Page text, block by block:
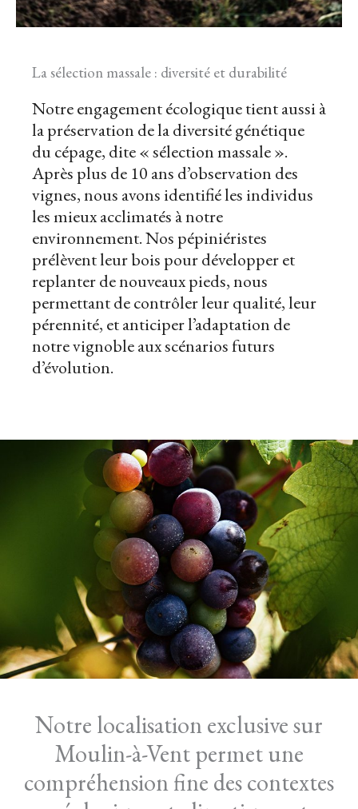
La sélection massale : diversité et durabilité
Notre engagement écologique tient aussi à
la préservation de la diversité génétique
du cépage, dite « sélection massale ».
Après plus de 10 ans d’observation des
vignes, nous avons identifié les individus
les mieux acclimatés à notre
environnement. Nos pépiniéristes
prélèvent leur bois pour développer et
replanter de nouveaux pieds, nous
permettant de contrôler leur qualité, leur
pérennité, et anticiper l’adaptation de
notre vignoble aux scénarios futurs
d’évolution.
Notre localisation exclusive sur
Moulin-à-Vent permet une
compréhension fine des contextes